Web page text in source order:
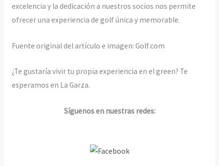
excelencia y la dedicación a nuestros socios nos permite
ofrecer una experiencia de golf única y memorable.
Fuente original del artículo e imagen: Golf.com
¿Te gustaría vivir tu propia experiencia en el green? Te
esperamos en La Garza.
Síguenos en nuestras redes: